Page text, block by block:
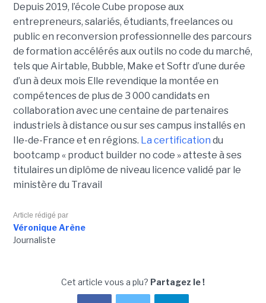
Depuis 2019, l’école Cube propose aux
entrepreneurs, salariés, étudiants, freelances ou
public en reconversion professionnelle des parcours
de formation accélérés aux outils no code du marché,
tels que Airtable, Bubble, Make et Softr d’une durée
d’un à deux mois Elle revendique la montée en
compétences de plus de 3 000 candidats en
collaboration avec une centaine de partenaires
industriels à distance ou sur ses campus installés en
Ile-de-France et en régions. La certification du
bootcamp « product builder no code » atteste à ses
titulaires un diplôme de niveau licence validé par le
ministère du Travail
Article rédigé par
Véronique Arène
Journaliste
Cet article vous a plu? Partagez le !